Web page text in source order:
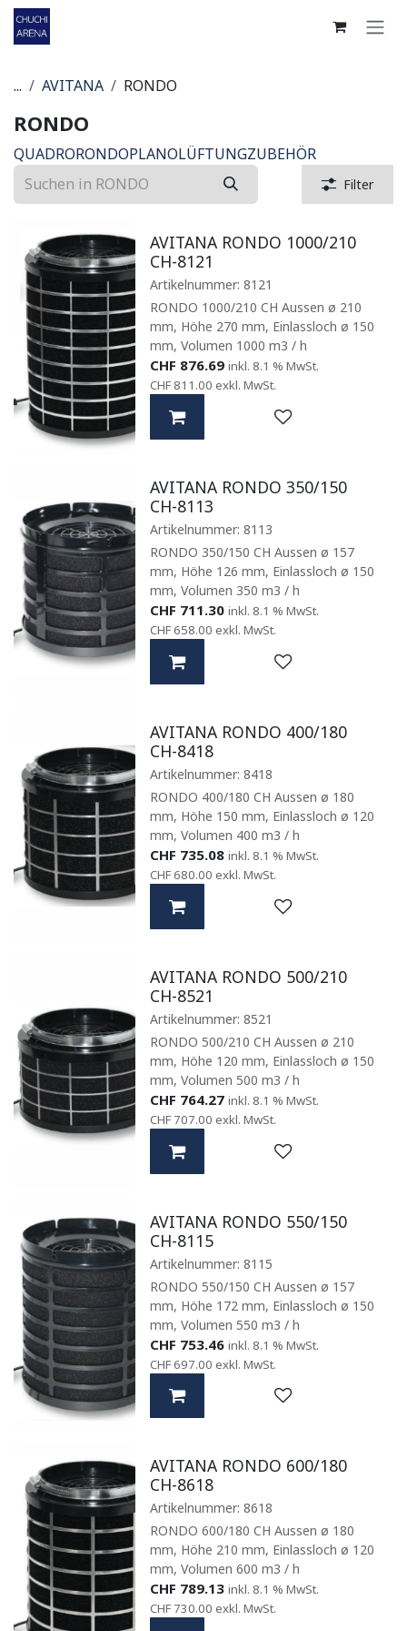
Zum Inhalt springen
... AVITANA RONDO
RONDO
QUADRORONDOPLANOLÜFTUNGZUBEHÖR
Filter
AVITANA RONDO 1000/210
CH-8121
Artikelnummer:8121
RONDO 1000/210 CH Aussen ø 210
mm, Höhe 270 mm, Einlassloch ø 150
mm, Volumen 1000 m3 / h
CHF 876.69 inkl. 8.1 % MwSt.
CHF 811.00 exkl. MwSt.
AVITANA RONDO 350/150
CH-8113
Artikelnummer:8113
RONDO 350/150 CH Aussen ø 157
mm, Höhe 126 mm, Einlassloch ø 150
mm, Volumen 350 m3 / h
CHF 711.30 inkl. 8.1 % MwSt.
CHF 658.00 exkl. MwSt.
AVITANA RONDO 400/180
CH-8418
Artikelnummer:8418
RONDO 400/180 CH Aussen ø 180
mm, Höhe 150 mm, Einlassloch ø 120
mm, Volumen 400 m3 / h
CHF 735.08 inkl. 8.1 % MwSt.
CHF 680.00 exkl. MwSt.
AVITANA RONDO 500/210
CH-8521
Artikelnummer:8521
RONDO 500/210 CH Aussen ø 210
mm, Höhe 120 mm, Einlassloch ø 150
mm, Volumen 500 m3 / h
CHF 764.27 inkl. 8.1 % MwSt.
CHF 707.00 exkl. MwSt.
AVITANA RONDO 550/150
CH-8115
Artikelnummer:8115
RONDO 550/150 CH Aussen ø 157
mm, Höhe 172 mm, Einlassloch ø 150
mm, Volumen 550 m3 / h
CHF 753.46 inkl. 8.1 % MwSt.
CHF 697.00 exkl. MwSt.
AVITANA RONDO 600/180
CH-8618
Artikelnummer:8618
RONDO 600/180 CH Aussen ø 180
mm, Höhe 210 mm, Einlassloch ø 120
mm, Volumen 600 m3 / h
CHF 789.13 inkl. 8.1 % MwSt.
CHF 730.00 exkl. MwSt.